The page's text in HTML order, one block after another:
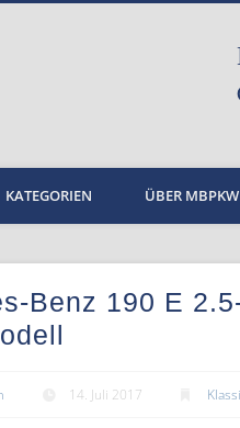
KATEGORIEN ÜBER MBPKW
Benz 190 E
14. Juli 2017